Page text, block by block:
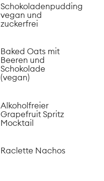
Schokoladenpudding
vegan und
zuckerfrei
Baked Oats mit
Beeren und
Schokolade
(vegan)
Alkoholfreier
Grapefruit Spritz
Mocktail
Raclette Nachos